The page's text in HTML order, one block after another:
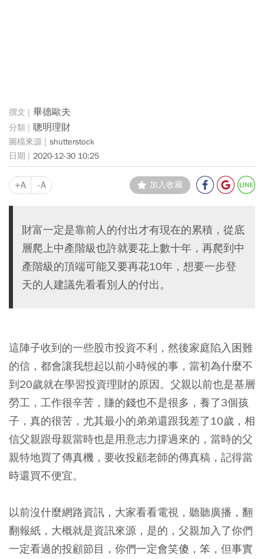
畢德歐夫
聰明理財
shutterstock
2020-12-30 10:25
+A -A 加入收藏
財富一定是靠前人的付出才有現在的累積，從底
層爬上中產階級也許就要花上數十年，再爬到中
產階級的頂端可能又要再花10年，想要一步登
天的人建議先看看別人的付出。
這陣子收到的一些股市投資不利，然後家庭陷入困難
的信，都會讓我想起以前小時候的事，當初為什麼不
到20歲就在學習投資理財的原因。父親以前也是基層
勞工，工作很辛苦，賺的錢也不是很多，養了3個孩
子，真的很苦，尤其最小的弟弟還跟我差了10歲，相
信父親跟母親當時也是用意志力撐過來的，當時的父
親特地買了傳真機，要收投顧老師的傳真稿，記得當
時還買不便宜。
以前沒什麼網路資訊，大家看看電視，聽聽廣播，翻
翻報紙，大概就是資訊來源，是的，父親加入了你們
一定看過的投顧節目，你們一定會笑傻，笨，但事實